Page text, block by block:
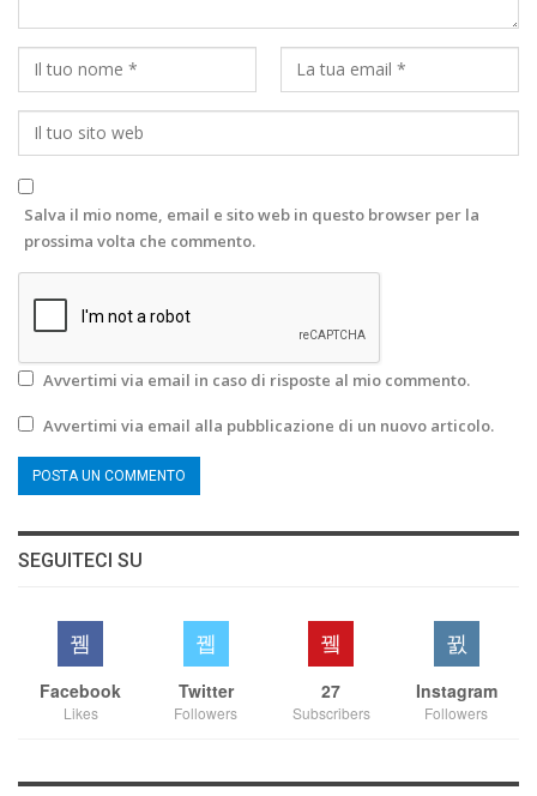
Salva il mio nome, email e sito web in questo browser per la
prossima volta che commento.
Avvertimi via email in caso di risposte al mio commento.
Avvertimi via email alla pubblicazione di un nuovo articolo.
SEGUITECI SU
Facebook
Likes
Twitter
Followers
27
Subscribers
Instagram
Followers